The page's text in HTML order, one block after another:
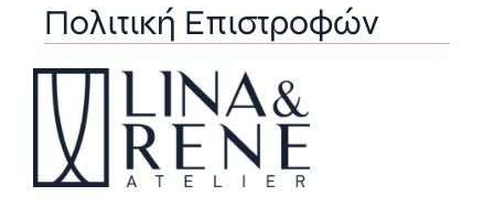
Πολιτική Επιστροφών